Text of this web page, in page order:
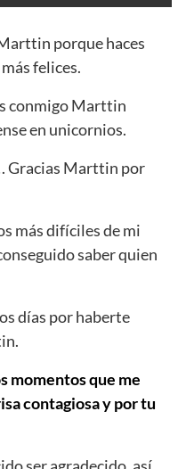
porque haces
felices.
conmigo Marttin
en unicornios.
Gracias Marttin por
más difíciles de mi
saber quien
días por haberte
momentos que me
contagiosa y por tu